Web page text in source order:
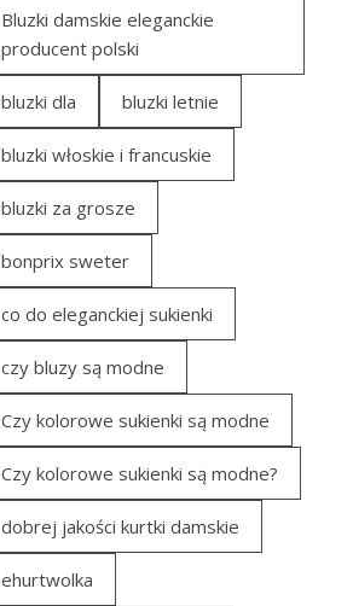
Bluzki damskie eleganckie
producent polski
bluzki dla bluzki letnie
bluzki włoskie i francuskie
bluzki za grosze
bonprix sweter
co do eleganckiej sukienki
czy bluzy są modne
Czy kolorowe sukienki są modne
Czy kolorowe sukienki są modne?
dobrej jakości kurtki damskie
ehurtwolka